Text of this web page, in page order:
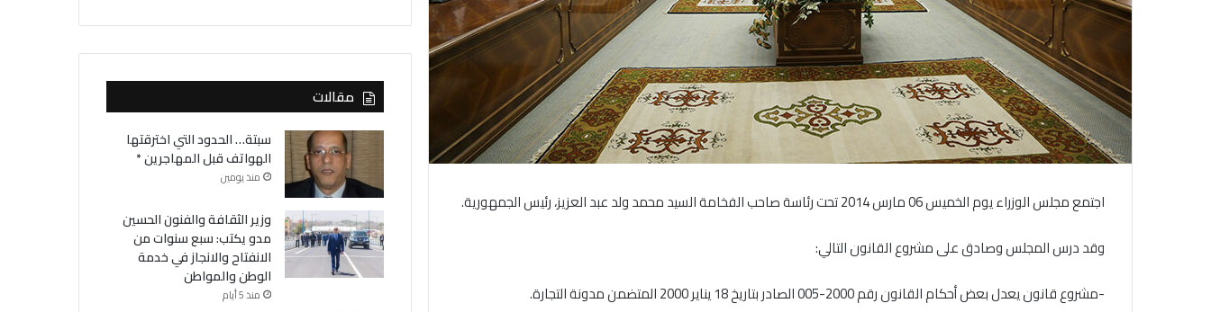
اجتمع مجلس الوزراء يوم الخميس 06 مارس 2014 تحت رئاسة صاحب الفخامة السيد محمد ولد عبد العزيز، رئيس الجمهورية.
وقد درس المجلس وصادق على مشروع القانون التالي:
-مشروع قانون يعدل بعض أحكام القانون رقم 2000-005 الصادر بتاريخ 18 يناير 2000 المتضمن مدونة التجارة.
مقالات
سبتة… الحدود التي اخترقتها
الهواتف قبل المهاجرين *
منذ يومين
وزير الثقافة والفنون الحسين
مدو يكتب: سبع سنوات من
الانفتاح والانجاز في خدمة
الوطن والمواطن
منذ 5 أيام